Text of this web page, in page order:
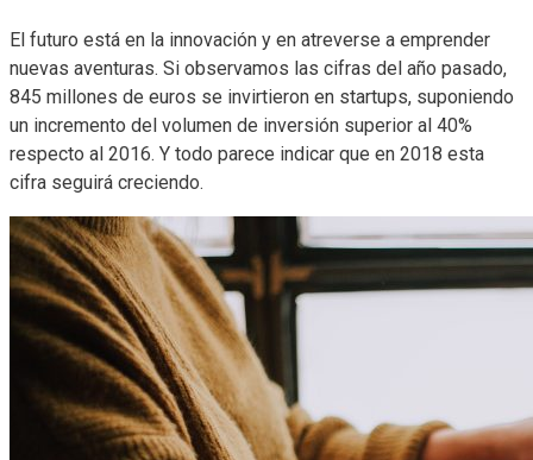
El futuro está en la innovación y en atreverse a emprender
nuevas aventuras. Si observamos las cifras del año pasado,
845 millones de euros se invirtieron en startups, suponiendo
un incremento del volumen de inversión superior al 40%
respecto al 2016. Y todo parece indicar que en 2018 esta
cifra seguirá creciendo.